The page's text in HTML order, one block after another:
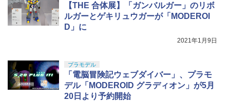
【THE 合体展】「ガンバルガー」のリボ
ルガーとゲキリュウガーが「MODEROI
D」に
2021年1月9日
プラモデル
「電脳冒険記ウェブダイバー」、プラモ
デル「MODEROID グラディオン」が5月
20日より予約開始